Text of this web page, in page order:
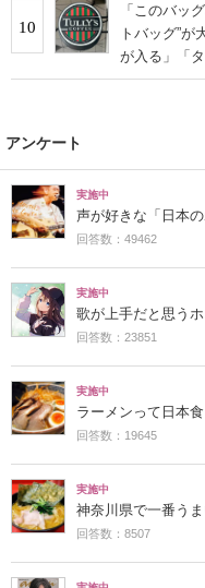
10
「このバッ
トバッグ”
が入る」「
アンケート
実施中
声が好きな「日本
回答数：49462
実施中
歌が上手だと思う
回答数：23851
実施中
ラーメンって日本
回答数：19645
実施中
神奈川県で一番う
回答数：8507